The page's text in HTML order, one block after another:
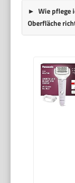
Wie pflege
Oberfläche